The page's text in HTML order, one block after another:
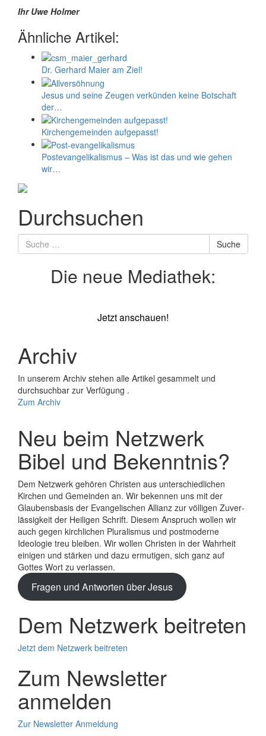
Ihr Uwe Holmer
Ähnliche Artikel:
Dr. Gerhard Maier am Ziel!
Jesus und seine Zeugen verkünden keine Botschaft
der…
Kirchengemeinden aufgepasst!
Postevangelikalismus – Was ist das und wie gehen
wir…
Durchsuchen
Suche
nach
Suche
Die neue Mediathek:
Jetzt anschauen!
Archiv
In unserem Archiv stehen alle Artikel gesammelt und
durchsuchbar zur Verfügung .
Zum Archiv
Neu beim Netzwerk
Bibel und Bekenntnis?
Dem Netzwerk gehören Christen aus unterschiedlichen
Kirchen und Gemeinden an. Wir bekennen uns mit der
Glaubens­basis der Evange­lischen Allianz zur völligen Zuver­
lässigkeit der Heiligen Schrift. Diesem Anspruch wollen wir
auch gegen kirchlichen Plura­lismus und post­moderne
Ideologie treu bleiben. Wir wollen Christen in der Wahrheit
einigen und stärken und dazu ermutigen, sich ganz auf
Gottes Wort zu verlassen.
Fragen und Antworten über Jesus
Dem Netzwerk beitreten
Jetzt dem Netzwerk beitreten
Zum Newsletter
anmelden
Zur Newsletter Anmeldung